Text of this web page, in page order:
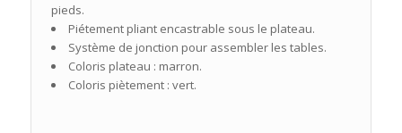
pieds.
Piétement pliant encastrable sous le plateau.
Système de jonction pour assembler les tables.
Coloris plateau : marron.
Coloris piètement : vert.